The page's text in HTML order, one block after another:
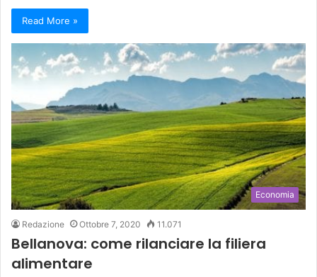
Read More »
Economia
Redazione Ottobre 7, 2020 11.071
Bellanova: come rilanciare la filiera
alimentare